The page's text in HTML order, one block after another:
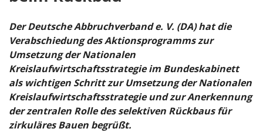
Der Deutsche Abbruchverband e. V. (DA) hat die
Verabschiedung des Aktionsprogramms zur
Umsetzung der Nationalen
Kreislaufwirtschaftsstrategie im Bundeskabinett
als wichtigen Schritt zur Umsetzung der Nationalen
Kreislaufwirtschaftsstrategie und zur Anerkennung
der zentralen Rolle des selektiven Rückbaus für
zirkuläres Bauen begrüßt.